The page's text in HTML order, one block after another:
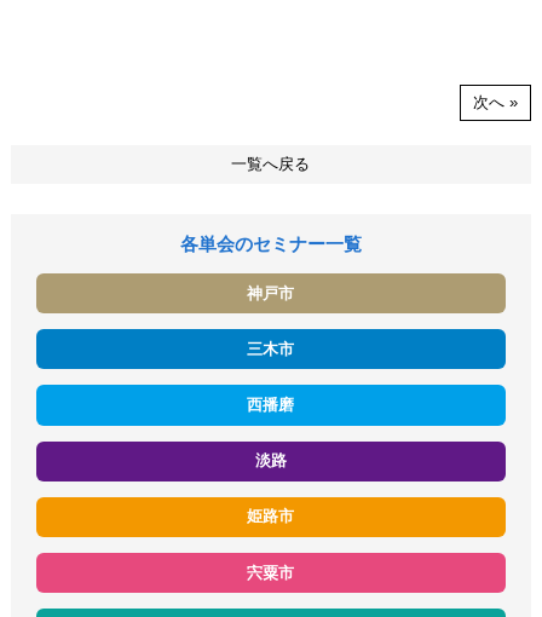
次へ »
一覧へ戻る
各単会のセミナー一覧
神戸市
三木市
西播磨
淡路
姫路市
宍粟市